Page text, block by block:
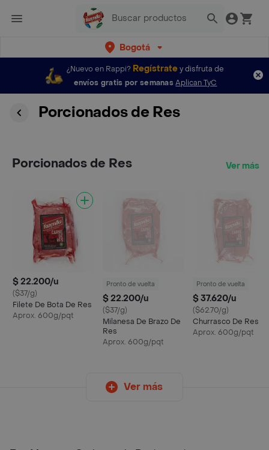
Bogotá
¿Nuevo en Rappi? Regístratey disfruta de
envíos gratis por semanas Aplican TyC
Porcionados de Res
Porcionados de Res Ver más
$ 22.200/u
($37/g)
Filete De Bota De Res
Aprox. 600g/pqt
Pronto de vuelta
$ 22.200/u
($37/g)
Milanesa De Brazo De
Res
Aprox. 600g/pqt
Pronto de vuelta
$ 37.620/u
($62.70/g)
Churrasco De Res
Aprox. 600g/pqt
Ver más